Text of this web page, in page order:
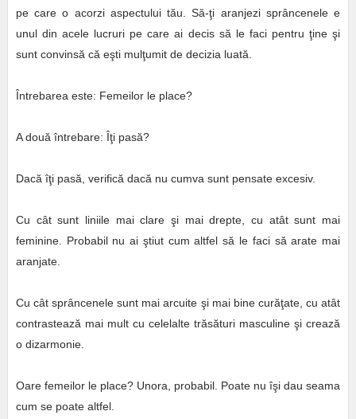
pe care o acorzi aspectului tău. Să-ţi aranjezi sprâncenele e
unul din acele lucruri pe care ai decis să le faci pentru ţine şi
sunt convinsă că eşti mulţumit de decizia luată.
Întrebarea este: Femeilor le place?
A două întrebare: Îţi pasă?
Dacă îţi pasă, verifică dacă nu cumva sunt pensate excesiv.
Cu cât sunt liniile mai clare şi mai drepte, cu atât sunt mai
feminine. Probabil nu ai ştiut cum altfel să le faci să arate mai
aranjate.
Cu cât sprâncenele sunt mai arcuite şi mai bine curăţate, cu atât
contrastează mai mult cu celelalte trăsături masculine şi crează
o dizarmonie.
Oare femeilor le place? Unora, probabil. Poate nu îşi dau seama
cum se poate altfel.